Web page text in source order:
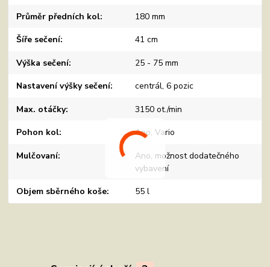
Průměr předních kol 180 mm
Šíře sečení 41 cm
Výška sečení 25 - 75 mm
Nastavení výšky sečení centrál, 6 pozic
Max. otáčky 3150 ot./min
Pohon kol Ano, Vario
Mulčovaní
Ano, možnost dodatečného
vybavení
Objem sběrného koše 55 l